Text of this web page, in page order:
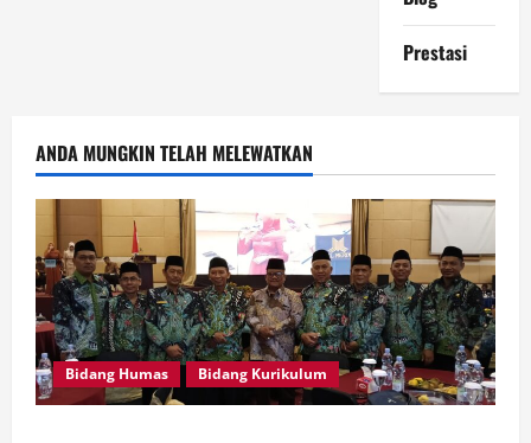
Prestasi
ANDA MUNGKIN TELAH MELEWATKAN
Bidang Humas Bidang Kurikulum